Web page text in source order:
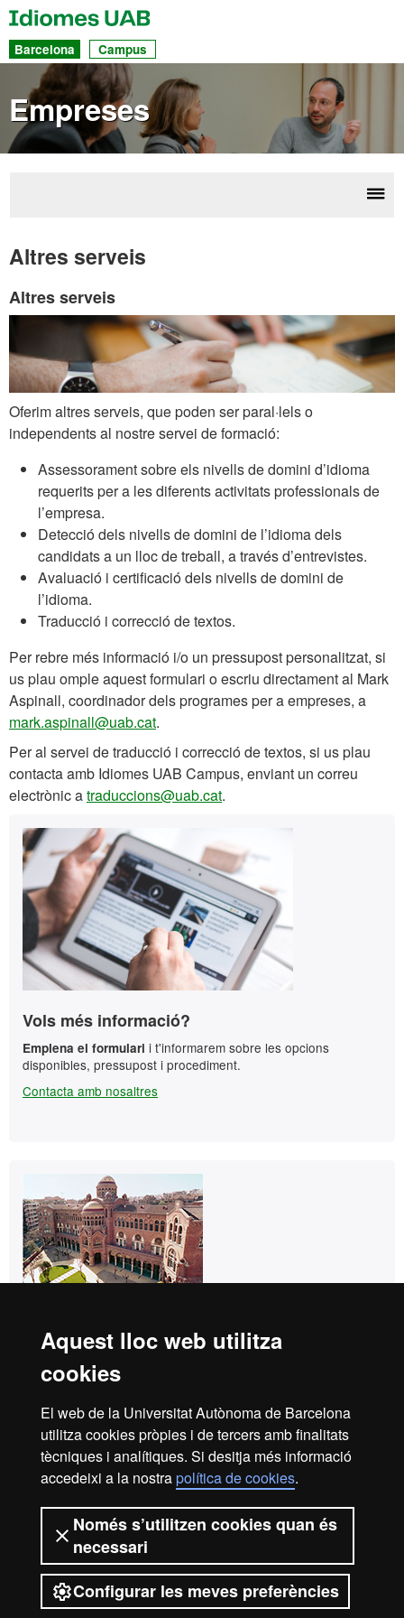
Aquest lloc web utilitza
cookies
El web de la Universitat Autònoma de Barcelona
utilitza cookies pròpies i de tercers amb finalitats
tècniques i analítiques. Si desitja més informació
accedeixi a la nostrapolítica de cookies.
Només s’utilitzen cookies quan és
necessari
Configurar les meves preferències
UAB
Barcelona Campus
Empreses
Altres serveis
Altres serveis
Oferim altres serveis, que poden ser paral·lels o
independents al nostre servei de formació:
Assessorament sobre els nivells de domini d’idioma
requerits per a les diferents activitats professionals de
l’empresa.
Detecció dels nivells de domini de l’idioma dels
candidats a un lloc de treball, a través d’entrevistes.
Avaluació i certificació dels nivells de domini de
l’idioma.
Traducció i correcció de textos.
Per rebre més informació i/o un pressupost personalitzat, si
us plau omple aquest formulari o escriu directament al Mark
Aspinall, coordinador dels programes per a empreses, a
mark.aspinall@uab.cat.
Per al servei de traducció i correcció de textos, si us plau
contacta amb Idiomes UAB Campus, enviant un correu
electrònic atraduccions@uab.cat.
Informació
complementària
Contacte
Vols més informació?
Emplena el formulari i t'informarem sobre les opcions
disponibles, pressupost i procediment.
Contacta amb nosaltres
Contacte
UAB - Casa Convalescència
C/ Sant Antoni Maria Claret, 171
08041 Barcelona
Tel. +34 93 433 50 60
info.idiomes@uab.cat
Idiomes UAB Barcelona
info.idiomes@uab.cat
C/ Sant Antoni Maria Claret,
171